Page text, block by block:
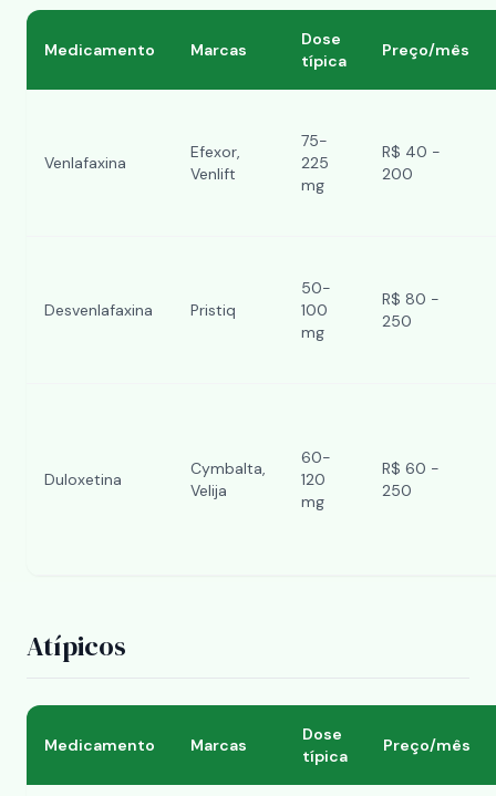
Medicamento Marcas
Dose
típica
Preço/mês
Venlafaxina
Efexor,
Venlift
75-
225
mg
R$ 40 -
200
Desvenlafaxina Pristiq
50-
100
mg
R$ 80 -
250
Duloxetina
Cymbalta,
Velija
60-
120
mg
R$ 60 -
250
Atípicos
Medicamento Marcas
Dose
típica
Preço/mês